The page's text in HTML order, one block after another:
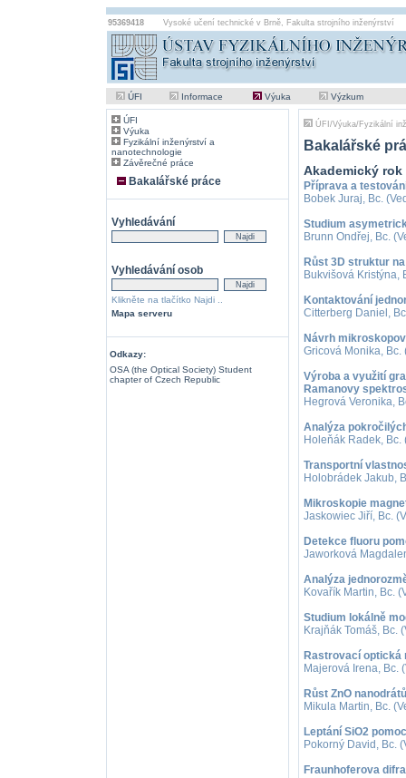
95369418 Vysoké učení technické v Brně, Fakulta strojního inženýrství
ÚFI Informace Výuka Výzkum
ÚFI
Výuka
Fyzikální inženýrství a
nanotechnologie
Závěrečné práce
Bakalářské práce
Vyhledávání
Vyhledávání osob
Klikněte na tlačítko Najdi ..
Mapa serveru
Odkazy:
OSA (the Optical Society) Student
chapter of Czech Republic
ÚFI /Výuka/Fyzikální
Bakalářské
Akademický rok
Příprava a
Bobek Juraj, Bc.
Studium
Brunn Ondřej, Bc.
Růst 3D struktur
Bukvišová Kristýna,
Kontaktování
Citterberg Daniel,
Návrh
Gricová Monika, Bc.
Výroba a využití
Ramanovy
Hegrová Veronika,
Analýza
Holeňák Radek, Bc.
Transportní
Holobrádek Jakub,
Mikroskopie
Jaskowiec Jiří, Bc.
Detekce fluoru
Jaworková
Analýza
Kovařík Martin, Bc.
Studium lokálně
Krajňák Tomáš, Bc.
Rastrovací optická
Majerová Irena, Bc.
Růst ZnO nanodrátů
Mikula Martin, Bc.
Leptání SiO2
Pokorný David, Bc.
Fraunhoferova